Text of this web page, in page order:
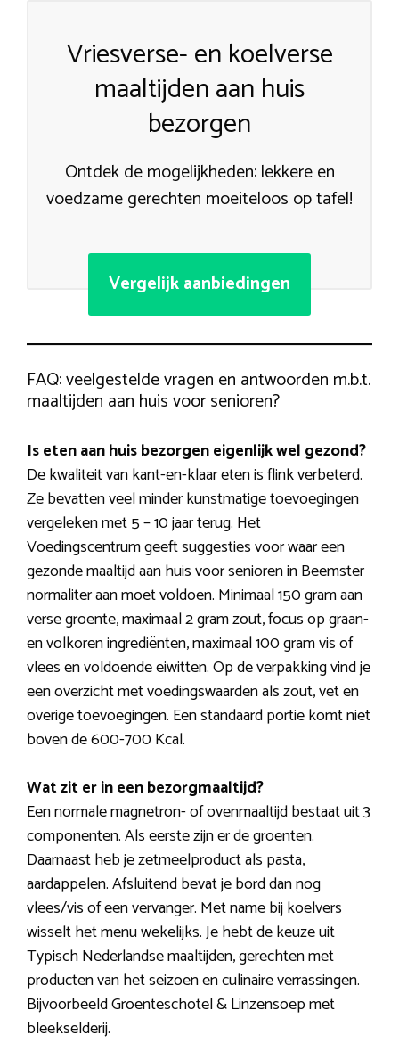
Vriesverse- en koelverse
maaltijden aan huis
bezorgen
Ontdek de mogelijkheden: lekkere en
voedzame gerechten moeiteloos op tafel!
Vergelijk aanbiedingen
FAQ: veelgestelde vragen en antwoorden m.b.t.
maaltijden aan huis voor senioren?
Is eten aan huis bezorgen eigenlijk wel gezond?
De kwaliteit van kant-en-klaar eten is flink verbeterd.
Ze bevatten veel minder kunstmatige toevoegingen
vergeleken met 5 – 10 jaar terug. Het
Voedingscentrum geeft suggesties voor waar een
gezonde maaltijd aan huis voor senioren in Beemster
normaliter aan moet voldoen. Minimaal 150 gram aan
verse groente, maximaal 2 gram zout, focus op graan-
en volkoren ingrediënten, maximaal 100 gram vis of
vlees en voldoende eiwitten. Op de verpakking vind je
een overzicht met voedingswaarden als zout, vet en
overige toevoegingen. Een standaard portie komt niet
boven de 600-700 Kcal.
Wat zit er in een bezorgmaaltijd?
Een normale magnetron- of ovenmaaltijd bestaat uit 3
componenten. Als eerste zijn er de groenten.
Daarnaast heb je zetmeelproduct als pasta,
aardappelen. Afsluitend bevat je bord dan nog
vlees/vis of een vervanger. Met name bij koelvers
wisselt het menu wekelijks. Je hebt de keuze uit
Typisch Nederlandse maaltijden, gerechten met
producten van het seizoen en culinaire verrassingen.
Bijvoorbeeld Groenteschotel & Linzensoep met
bleekselderij.